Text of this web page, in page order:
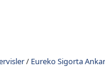
/ Eureko Sigorta